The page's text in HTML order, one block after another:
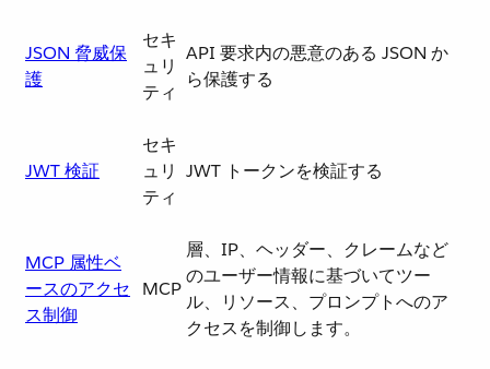
JSON 脅威保
護
セキ
ュリ
ティ
API 要求内の悪意のある JSON か
ら保護する
JWT 検証
セキ
ュリ
ティ
JWT トークンを検証する
MCP 属性ベ
ースのアクセ
ス制御
MCP
層、IP、ヘッダー、クレームなど
のユーザー情報に基づいてツー
ル、リソース、プロンプトへのア
クセスを制御します。